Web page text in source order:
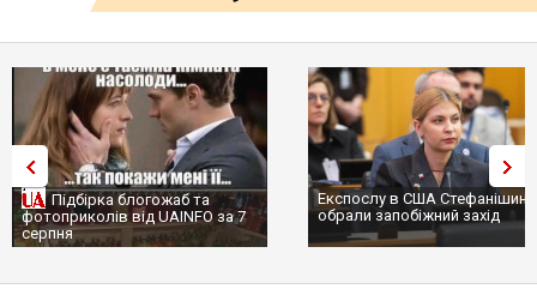
Підбірка блогожаб та
фотоприколів від UAINFO за 7
серпня
Експослу в США
обрали запобіжний захід